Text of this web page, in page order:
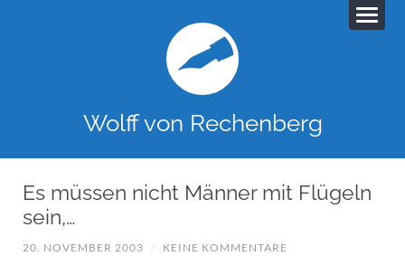
Wolff von Rechenberg
Es müssen nicht Männer mit Flügeln
sein,…
20. NOVEMBER 2003 / KEINE KOMMENTARE